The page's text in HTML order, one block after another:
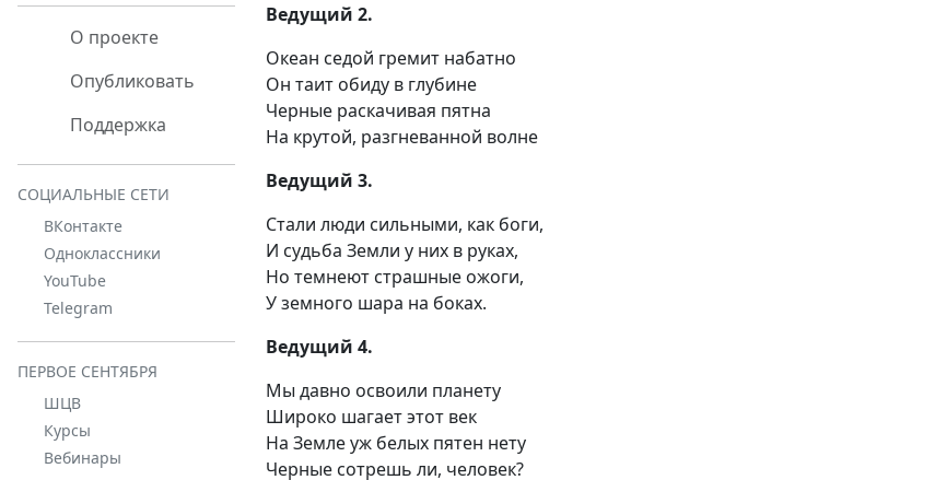
О проекте
Опубликовать
Поддержка
СОЦИАЛЬНЫЕ СЕТИ
ВКонтакте
Одноклассники
YouTube
Telegram
ПЕРВОЕ СЕНТЯБРЯ
ШЦВ
Курсы
Вебинары
Ведущий 2.
Океан седой гремит набатно
Он таит обиду в глубине
Черные раскачивая пятна
На крутой, разгневанной волне
Ведущий 3.
Стали люди сильными, как боги,
И судьба Земли у них в руках,
Но темнеют страшные ожоги,
У земного шара на боках.
Ведущий 4.
Мы давно освоили планету
Широко шагает этот век
На Земле уж белых пятен нету
Черные сотрешь ли, человек?